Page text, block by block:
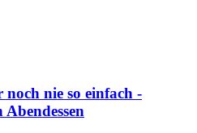
nie so einfach -